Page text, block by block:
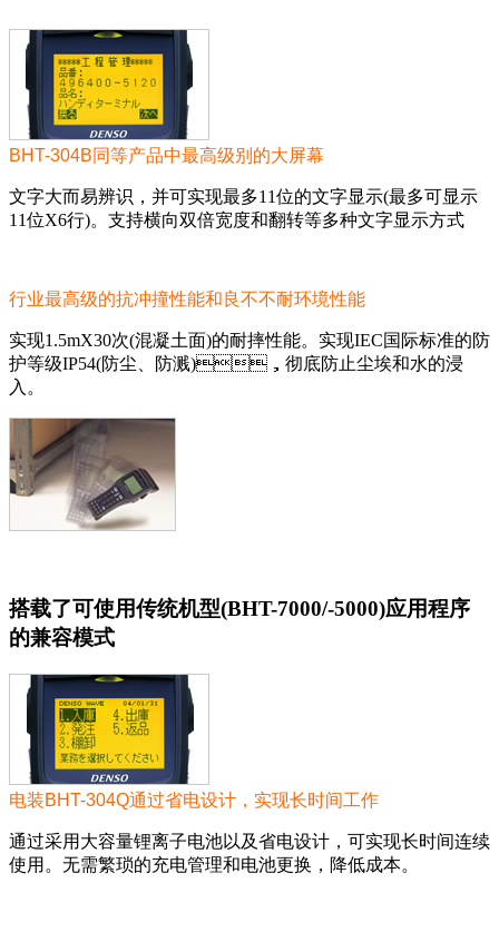
BHT-304B同等产品中最高级别的大屏幕
文字大而易辨识，并可实现最多11位的文字显示(最多可显示
11位X6行)。支持横向双倍宽度和翻转等多种文字显示方式
行业最高级的抗冲撞性能和良不不耐环境性能
实现1.5mX30次(混凝土面)的耐摔性能。实现IEC国际标准的防
护等级IP54(防尘、防溅)，彻底防止尘埃和水的浸
入。
搭载了可使用传统机型(BHT-7000/-5000)应用程序
的兼容模式
电装BHT-304Q通过省电设计，实现长时间工作
通过采用大容量锂离子电池以及省电设计，可实现长时间连续
使用。无需繁琐的充电管理和电池更换，降低成本。